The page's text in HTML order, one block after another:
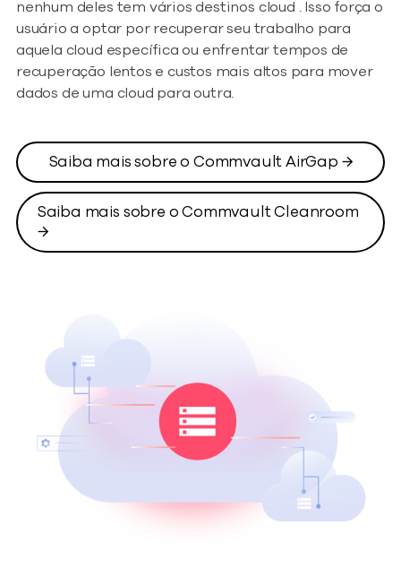
nenhum deles tem vários destinos cloud . Isso força o
usuário a optar por recuperar seu trabalho para
aquela cloud específica ou enfrentar tempos de
recuperação lentos e custos mais altos para mover
dados de uma cloud para outra.
Saiba mais sobre o Commvault AirGap →
Saiba mais sobre o Commvault Cleanroom
→